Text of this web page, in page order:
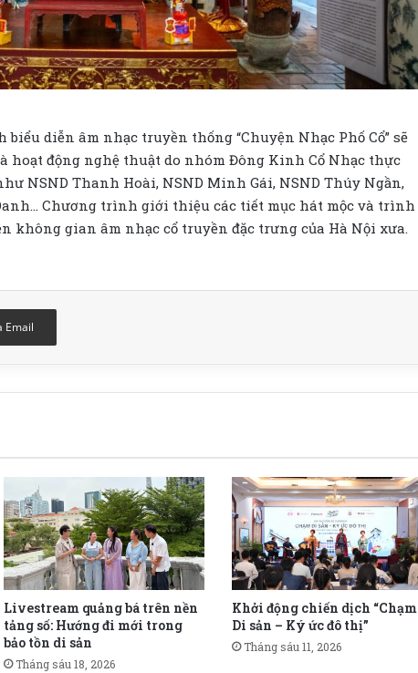
biểu diễn âm nhạc truyền thống “Chuyện Nhạc Phố Cổ” sẽ
hoạt động nghệ thuật do nhóm Đông Kinh Cổ Nhạc thực
NSND Thanh Hoài, NSND Minh Gái, NSND Thúy Ngần,
Chương trình giới thiệu các tiết mục hát mộc và trình
không gian âm nhạc cổ truyền đặc trưng của Hà Nội xưa.
Email
Livestream quảng bá trên nền
tảng số: Hướng đi mới trong
bảo tồn di sản
Tháng sáu 18, 2026
Khởi động chiến dịch “Chạm
Di sản – Ký ức đô thị”
Tháng sáu 11, 2026